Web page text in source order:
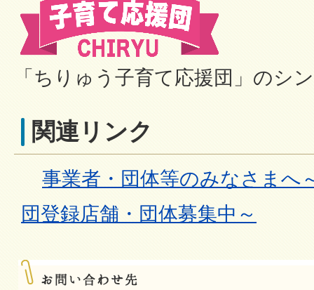
「ちりゅう子育て応援団」のシ
関連リンク
事業者・団体等のみなさまへ
団登録店舗・団体募集中～